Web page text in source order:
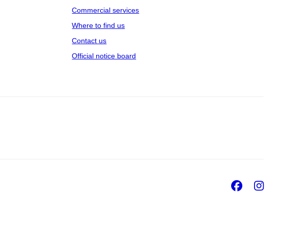
Commercial services
Where to find us
Contact us
Official notice board
Facebook